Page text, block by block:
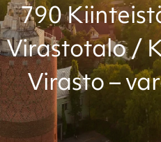
790
Virastotalo /
Virasto –